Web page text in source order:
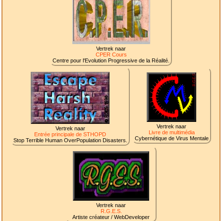
Vertrek naar
CPER Cours
Centre pour l'Evolution Progressive de la Réalité.
Vertrek naar
Entrée principale de STHOPD
Stop Terrible Human OverPopulation Disasters.
Vertrek naar
Livre de multimédia
Cybernétique de Virus Mentale
Vertrek naar
R.G.E.S.
Artiste créateur / WebDeveloper